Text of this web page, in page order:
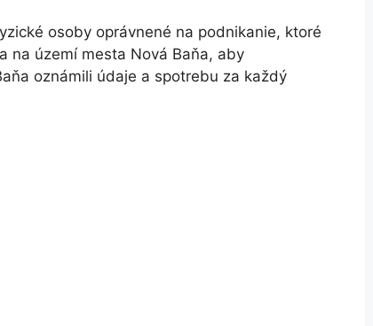
osoby oprávnené na podnikanie, ktoré
na území mesta Nová Baňa, aby
oznámili údaje a spotrebu za každý